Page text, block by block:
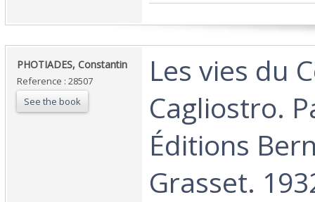
‎PHOTIADES, Constantin‎
Reference : 28507
See the book
‎Les vies du
Cagliostro.
Éditions
Grasset.